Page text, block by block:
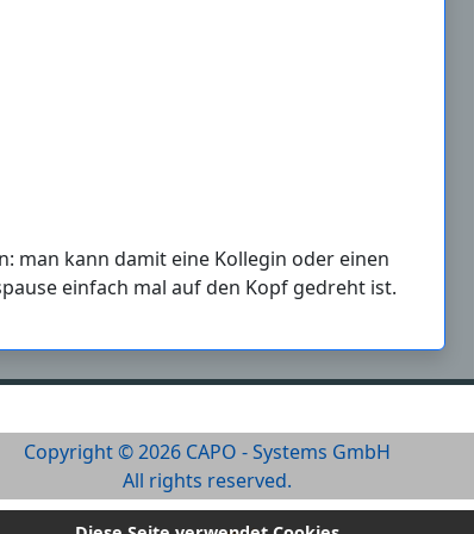
man kann damit eine Kollegin oder einen
einfach mal auf den Kopf gedreht ist.
Copyright © 2026 CAPO - Systems GmbH
All rights reserved.